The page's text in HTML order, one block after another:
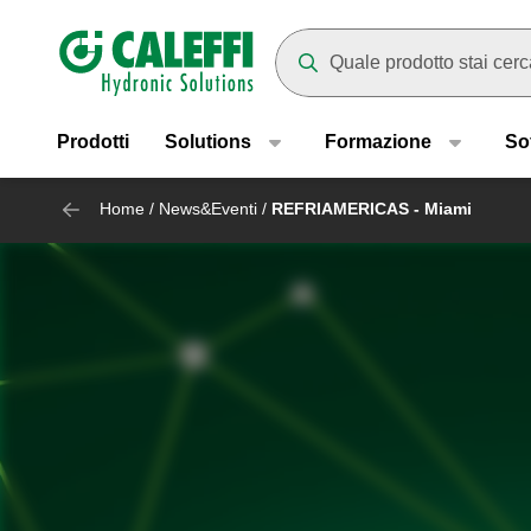
Header main navigation
Prodotti Solutions Formazione
Home / News&Eventi / REFRIAMERICAS - Miami